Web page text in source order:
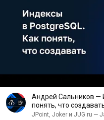
Андрей Сальников —
понять, что
JPoint, Joker и JUG ru —